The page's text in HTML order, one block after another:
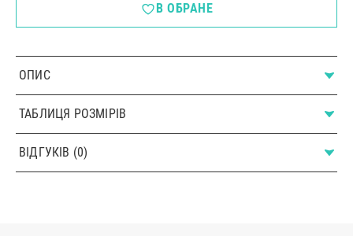
В ОБРАНЕ
ОПИС
ТАБЛИЦЯ РОЗМІРІВ
ВІДГУКІВ (0)